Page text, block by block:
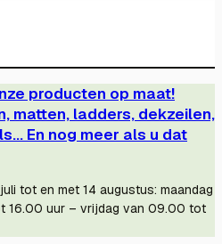
producten op maat!
matten, ladders, dekzeilen,
En nog meer als u dat
tot en met 14 augustus: maandag
16.00 uur – vrijdag van 09.00 tot